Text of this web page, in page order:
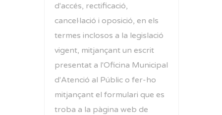
d'accés, rectificació,
cancel·lació i oposició, en els
termes inclosos a la legislació
vigent, mitjançant un escrit
presentat a l'Oficina Municipal
d'Atenció al Públic o fer-ho
mitjançant el formulari que es
troba a la pàgina web de